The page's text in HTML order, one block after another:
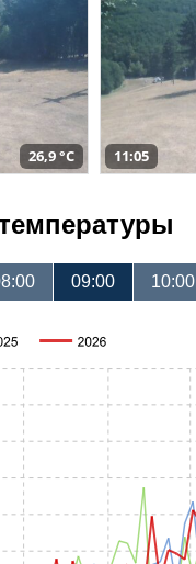
26,9 °C 11:05
09:00 10:00